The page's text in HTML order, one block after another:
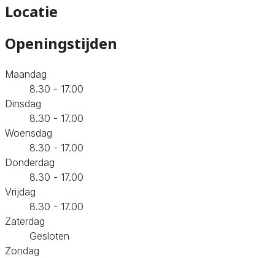
Locatie
Openingstijden
Maandag
8.30 - 17.00
Dinsdag
8.30 - 17.00
Woensdag
8.30 - 17.00
Donderdag
8.30 - 17.00
Vrijdag
8.30 - 17.00
Zaterdag
Gesloten
Zondag